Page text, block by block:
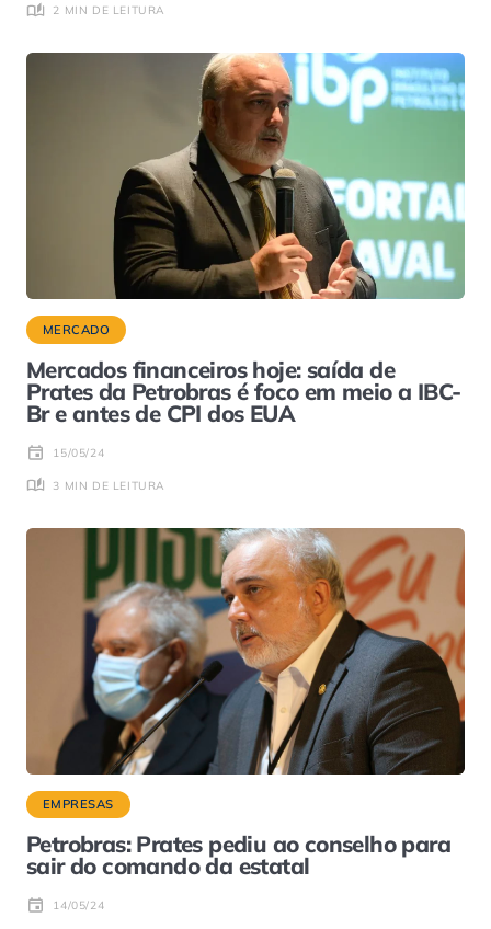
2 MIN DE LEITURA
MERCADO
Mercados financeiros hoje: saída de
Prates da Petrobras é foco em meio a IBC-
Br e antes de CPI dos EUA
15/05/24
3 MIN DE LEITURA
EMPRESAS
Petrobras: Prates pediu ao conselho para
sair do comando da estatal
14/05/24